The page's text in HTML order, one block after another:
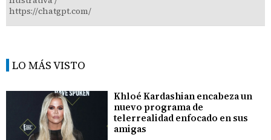
LO MÁS VISTO
Khloé Kardashian encabeza un
nuevo programa de
telerrealidad enfocado en sus
amigas